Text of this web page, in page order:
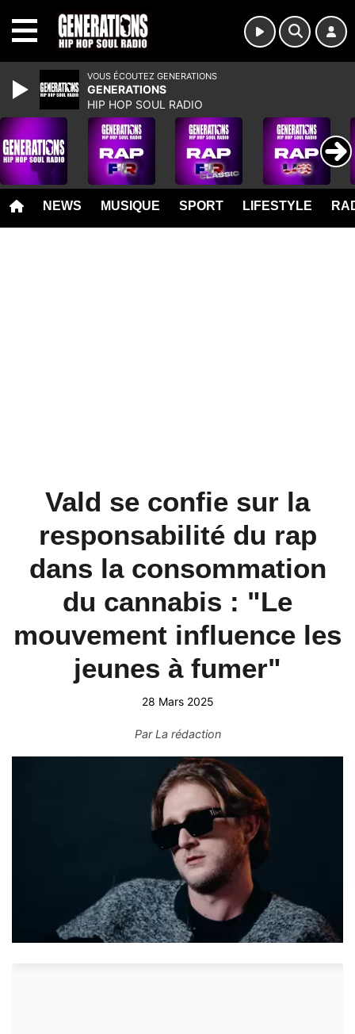
NEWS MUSIQUE SPORT LIFESTYLE
Vald se confie sur la
responsabilité du rap
dans la consommation
du cannabis : "Le
mouvement influence les
jeunes à fumer"
28 Mars 2025
ParLa rédaction
VOUS ÉCOUTEZ GENERATIONS
GENERATIONS
HIP HOP SOUL RADIO